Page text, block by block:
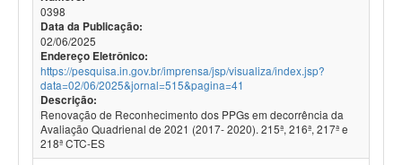
0398
Data da Publicação:
02/06/2025
Endereço Eletrônico:
https://pesquisa.in.gov.br/imprensa/jsp/visualiza/index.jsp?
data=02/06/2025&jornal=515&pagina=41
Descrição:
Renovação de Reconhecimento dos PPGs em decorrência da
Avaliação Quadrienal de 2021 (2017- 2020). 215ª, 216ª, 217ª e
218ª CTC-ES